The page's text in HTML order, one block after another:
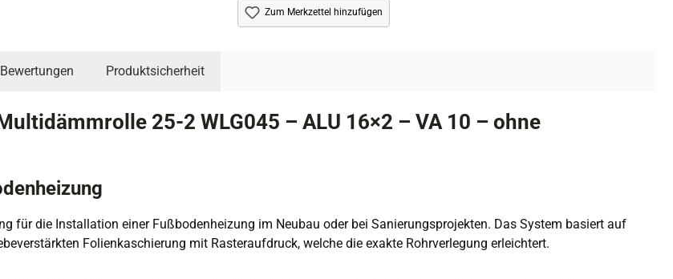
Zum Merkzettel hinzufügen
Produktsicherheit
25-2 WLG045 – ALU 16×2 – VA 10 – ohne
für die Installation einer Fußbodenheizung im Neubau oder bei Sanierungsprojekten. Das System basiert auf
Folienkaschierung mit Rasteraufdruck, welche die exakte Rohrverlegung erleichtert.